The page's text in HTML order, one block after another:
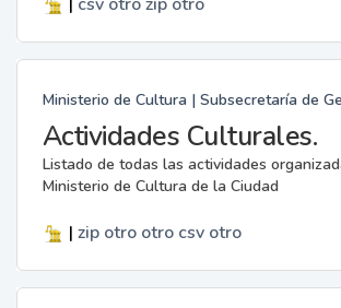
Ministerio de Cultura | Subsecretaría de
Actividades Culturales.
Listado de todas las actividades
Ministerio de Cultura de la Ciudad
| zip otro otro csv otro